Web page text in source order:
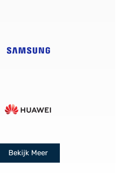
Bekijk Meer